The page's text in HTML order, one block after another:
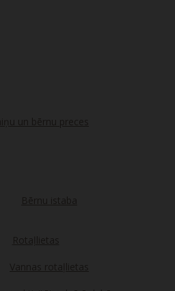
un bērnu preces
Bērnu istaba
Rotaļlietas
Vannas rotaļlietas